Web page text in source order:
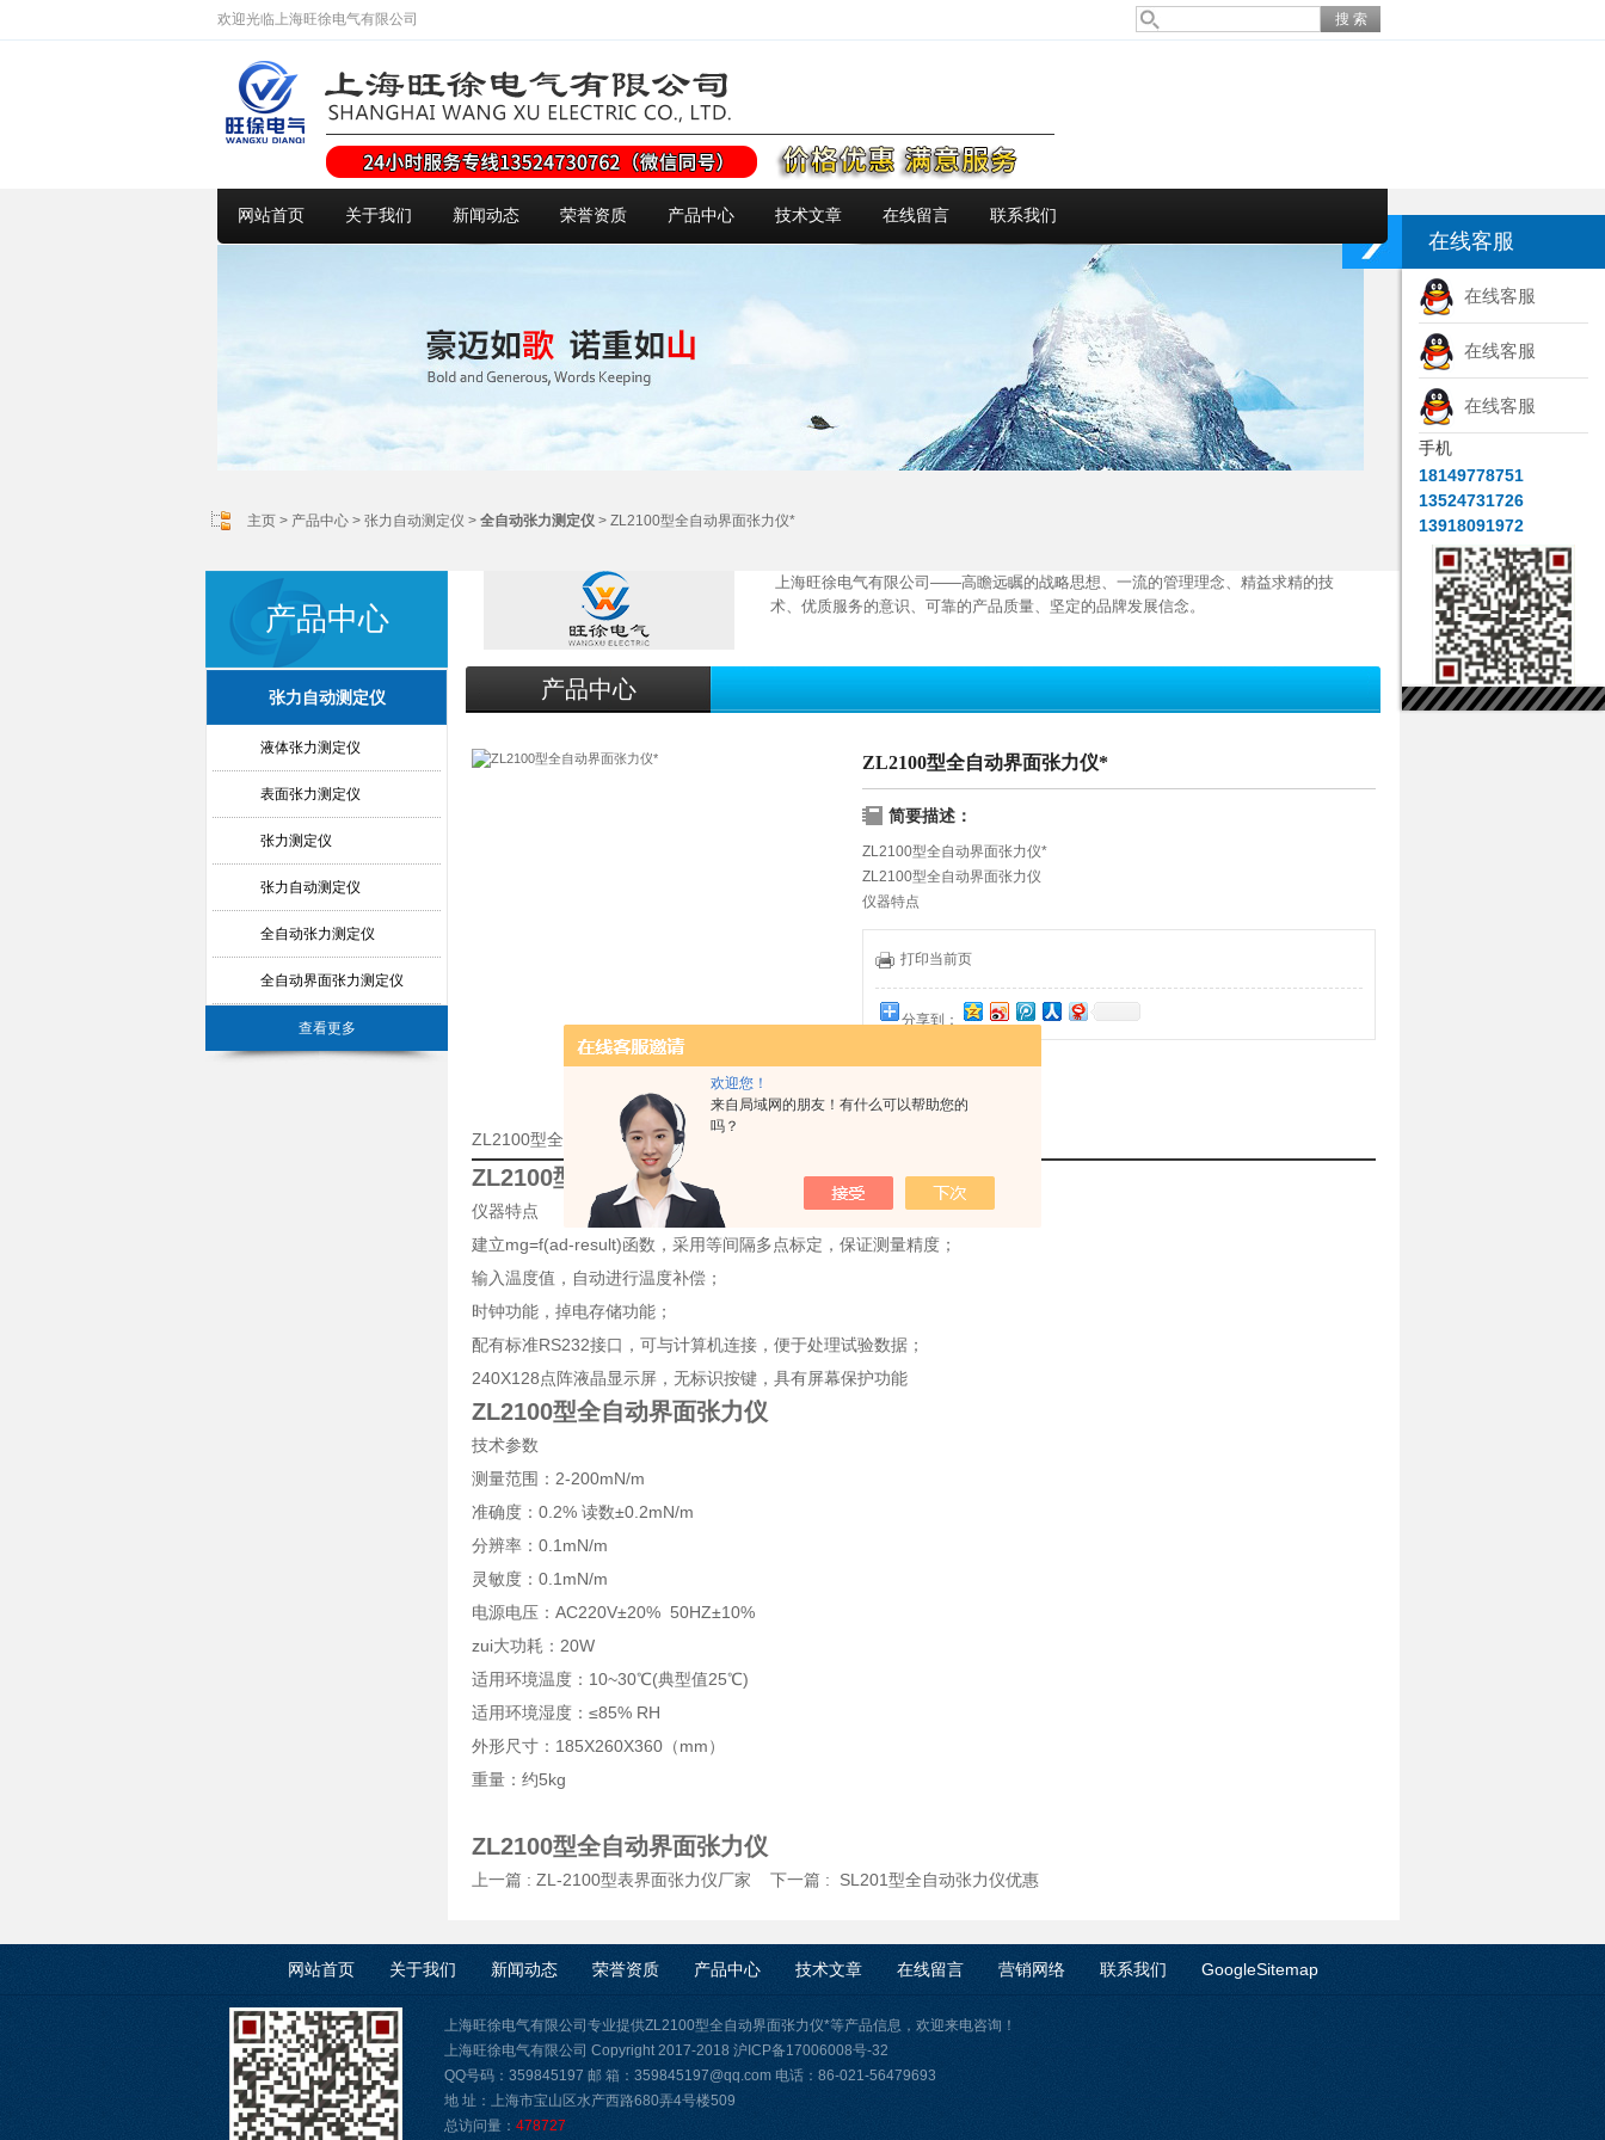
欢迎您！
来自局域网的朋友！有什么可以帮助您的
吗？
欢迎光临上海旺徐电气有限公司
网站首页 关于我们 新闻动态 荣誉资质 产品中心 技术文章 在线留言 联系我们
主页 > 产品中心 > 张力自动测定仪 > 全自动张力测定仪 > ZL2100型全自动界面张力仪*
产品中心
张力自动测定仪
液体张力测定仪
表面张力测定仪
张力测定仪
张力自动测定仪
全自动张力测定仪
全自动界面张力测定仪
查看更多
上海旺徐电气有限公司——高瞻远瞩的战略思想、一流的管理理念、精益求精的技
术、优质服务的意识、可靠的产品质量、坚定的品牌发展信念。
产品中心
ZL2100型全自动界面张力仪*
简要描述：
ZL2100型全自动界面张力仪*
ZL2100型全自动界面张力仪
仪器特点
建立mg=f（ad-result）函数，采用等间隔多点标定，保证测量精度；
输入温度值，自动进行温度补偿；
配有标准RS232接口，可与计算机连接，便于处理试验数据；
240X128点阵液晶显示屏，无标识按键，具有屏幕保护功能
打印当前页
分享到：
ZL2100型全自动界面张力仪*的详细资料：
ZL2100型全自动界面张力仪
仪器特点
建立mg=f(ad-result)函数，采用等间隔多点标定，保证测量精度；
输入温度值，自动进行温度补偿；
时钟功能，掉电存储功能；
配有标准RS232接口，可与计算机连接，便于处理试验数据；
240X128点阵液晶显示屏，无标识按键，具有屏幕保护功能
ZL2100型全自动界面张力仪
技术参数
测量范围：2-200mN/m
准确度：0.2% 读数±0.2mN/m
分辨率：0.1mN/m
灵敏度：0.1mN/m
电源电压：AC220V±20% 50HZ±10%
zui大功耗：20W
适用环境温度：10~30℃(典型值25℃)
适用环境湿度：≤85% RH
外形尺寸：185X260X360（mm）
重量：约5kg
ZL2100型全自动界面张力仪
上一篇 : ZL-2100型表界面张力仪厂家 下一篇 : SL201型全自动张力仪优惠
网站首页 关于我们 新闻动态 荣誉资质 产品中心 技术文章 在线留言 营销网络 联系我们 GoogleSitemap
上海旺徐电气有限公司专业提供ZL2100型全自动界面张力仪*等产品信息，欢迎来电咨询！
上海旺徐电气有限公司 Copyright 2017-2018 沪ICP备17006008号-32
QQ号码：359845197 邮 箱：359845197@qq.com 电话：86-021-56479693
地 址：上海市宝山区水产西路680弄4号楼509
总访问量： 478727
在线客服
在线客服
在线客服
在线客服
手机
18149778751
13524731726
13918091972